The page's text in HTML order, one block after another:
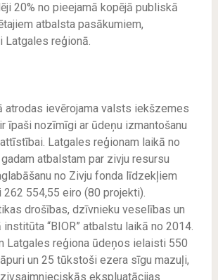
20% no pieejamā kopējā publiskā
atbalsta pasākumiem,
reģionā.
atrodas ievērojama valsts iekšzemes
īpaši nozīmīgi ar ūdeņu izmantošanu
Latgales reģionam laikā no
atbalstam par zivju resursu
no Zivju fonda līdzekļiem
262 554,55 eiro (80 projekti).
drošības, dzīvnieku veselības un
“BIOR” atbalstu laikā no 2014.
Latgales reģiona ūdeņos ielaisti 550
un 25 tūkstoši ezera sīgu mazuļi,
ekspluatācijas